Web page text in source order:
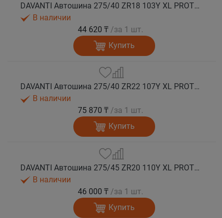
DAVANTI Автошина 275/40 ZR18 103Y XL PROTOURA SPORT RPR лето
В наличии
44 620 ₸ /за 1 шт.
Купить
DAVANTI Автошина 275/40 ZR22 107Y XL PROTOURA SPORT RPR лето
В наличии
75 870 ₸ /за 1 шт.
Купить
DAVANTI Автошина 275/45 ZR20 110Y XL PROTOURA SPORT RPR лето
В наличии
46 000 ₸ /за 1 шт.
Купить